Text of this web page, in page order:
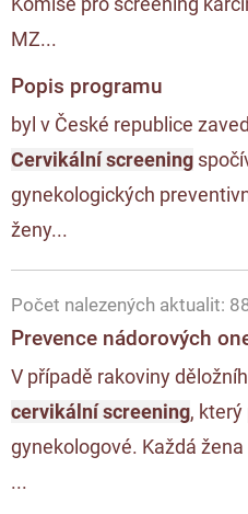
MZ...
Popis programu
byl v České republice
Cervikální screening
gynekologických
ženy...
Počet nalezených aktualit:
Prevence nádorových
V případě rakoviny
cervikální screening,
gynekologové. Každá
...